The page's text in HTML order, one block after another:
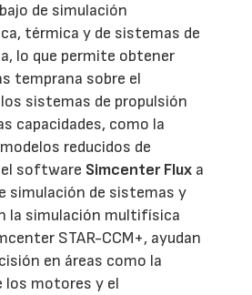
de simulación
térmica y de sistemas de
lo que permite obtener
temprana sobre el
sistemas de propulsión
capacidades, como la
reducidos de
software Simcenter Flux a
simulación de sistemas y
la simulación multifísica
STAR-CCM+, ayudan
en áreas como la
los motores y el